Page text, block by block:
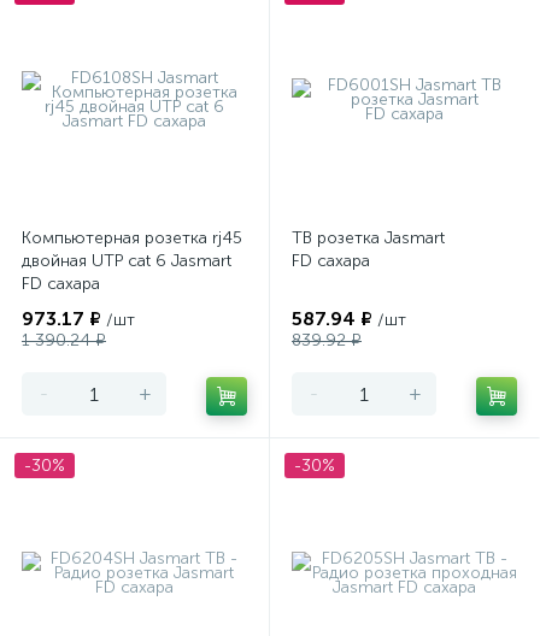
Компьютерная розетка rj45
двойная UTP cat 6 Jasmart
FD сахара
973.17 ₽ /шт
1 390.24 ₽
- +
ТВ розетка Jasmart
FD сахара
587.94 ₽ /шт
839.92 ₽
- +
-30% -30%